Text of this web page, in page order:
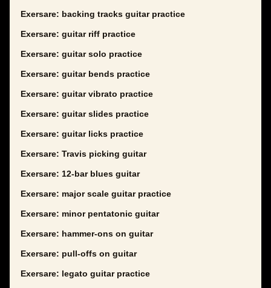
Exersare: backing tracks guitar practice
Exersare: guitar riff practice
Exersare: guitar solo practice
Exersare: guitar bends practice
Exersare: guitar vibrato practice
Exersare: guitar slides practice
Exersare: guitar licks practice
Exersare: Travis picking guitar
Exersare: 12-bar blues guitar
Exersare: major scale guitar practice
Exersare: minor pentatonic guitar
Exersare: hammer-ons on guitar
Exersare: pull-offs on guitar
Exersare: legato guitar practice